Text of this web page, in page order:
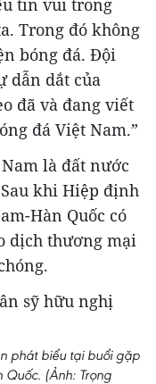
tin vui trong
Trong đó không
bóng đá. Đội
dẫn dắt của
đã và đang viết
đá Việt Nam.”
Nam là đất nước
khi Hiệp định
Hàn Quốc có
dịch thương mại
phát biểu tại buổi gặp
(Ảnh: Trọng